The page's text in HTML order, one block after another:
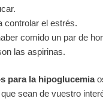
controlar el estrés.
comido un par de
las aspirinas.
para la hipoglucemia
sean de vuestro